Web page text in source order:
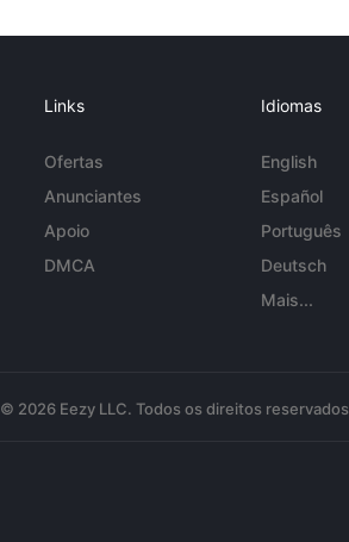
Links
Ofertas
Anunciantes
Apoio
DMCA
Idiomas
English
Español
Português
Deutsch
Mais...
© 2026 Eezy LLC. Todos os direitos reservados